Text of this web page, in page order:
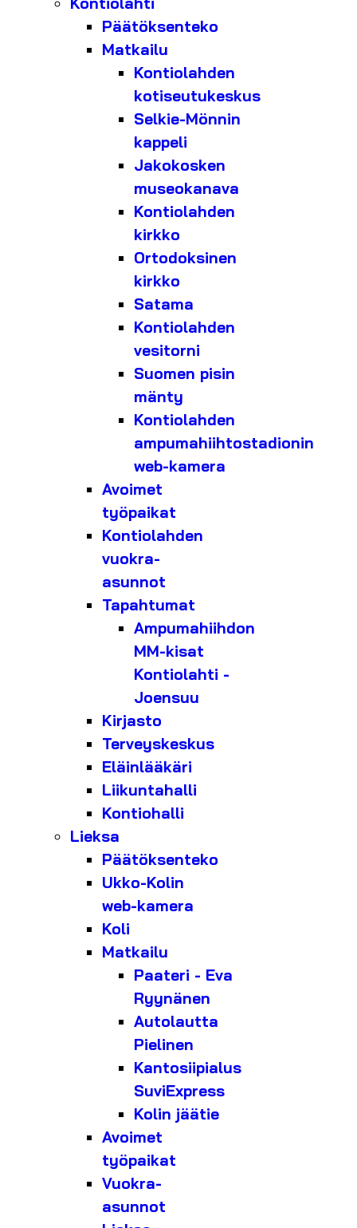
Päätöksenteko
Matkailu
Kontiolahden
kotiseutukeskus
Selkie-Mönnin
kappeli
Jakokosken
museokanava
Kontiolahden
kirkko
Ortodoksinen
kirkko
Satama
Kontiolahden
vesitorni
Suomen pisin
mänty
Kontiolahden
ampumahiihtostadionin
web-kamera
Avoimet
työpaikat
Kontiolahden
vuokra-
asunnot
Tapahtumat
Ampumahiihdon
MM-kisat
Kontiolahti -
Joensuu
Kirjasto
Terveyskeskus
Eläinlääkäri
Liikuntahalli
Kontiohalli
Lieksa
Päätöksenteko
Ukko-Kolin
web-kamera
Koli
Matkailu
Paateri - Eva
Ryynänen
Autolautta
Pielinen
Kantosiipialus
SuviExpress
Kolin jäätie
Avoimet
työpaikat
Vuokra-
asunnot